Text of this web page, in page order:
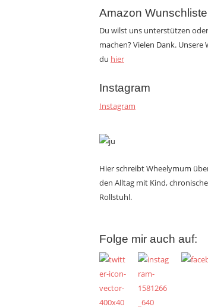
Amazon Wunschliste
Du wilst uns unterstützen
machen? Vielen Dank.
du hier
Instagram
Instagram
Hier schreibt Wheelymum
den Alltag mit Kind,
Rollstuhl.
Folge mir auch auf: